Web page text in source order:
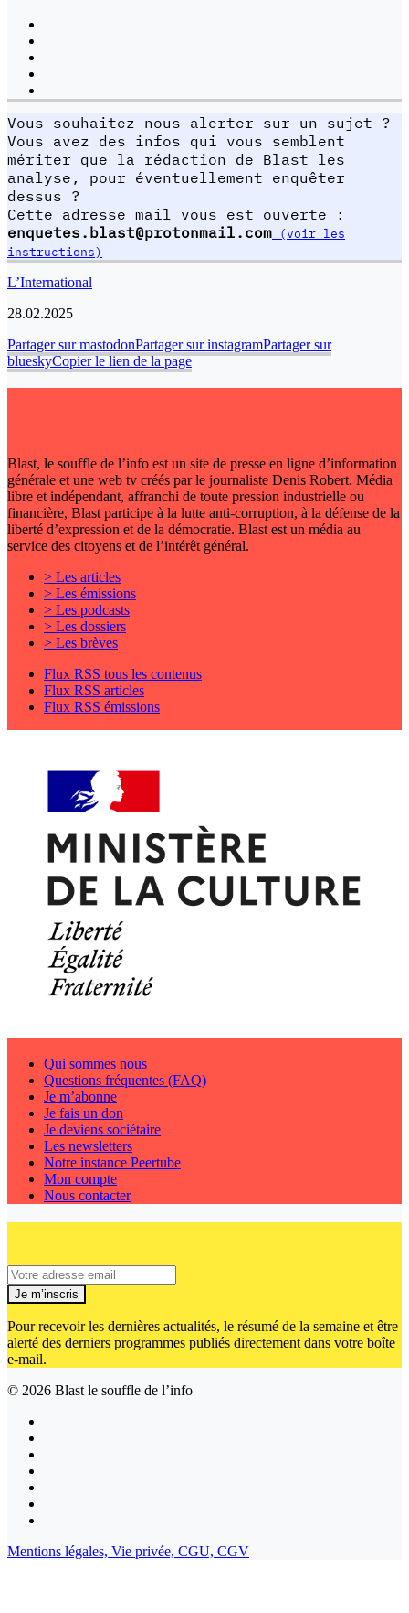
Vous souhaitez nous alerter sur un sujet ?
Vous avez des infos qui vous semblent
mériter que la rédaction de Blast les
analyse, pour éventuellement enquêter
dessus ?
Cette adresse mail vous est ouverte :
enquetes.blast@protonmail.com (voir les
instructions)
L’International
28.02.2025
Partager sur mastodonPartager sur instagramPartager sur
blueskyCopier le lien de la page
Blast, le souffle de l’info est un site de presse en ligne d’information
générale et une web tv créés par le journaliste Denis Robert. Média
libre et indépendant, affranchi de toute pression industrielle ou
financière, Blast participe à la lutte anti-corruption, à la défense de la
liberté d’expression et de la démocratie. Blast est un média au
service des citoyens et de l’intérêt général.
> Les articles
> Les émissions
> Les podcasts
> Les dossiers
> Les brèves
Flux RSS tous les contenus
Flux RSS articles
Flux RSS émissions
Qui sommes nous
Questions fréquentes (FAQ)
Je m’abonne
Je fais un don
Je deviens sociétaire
Les newsletters
Notre instance Peertube
Mon compte
Nous contacter
Je m’inscris
Pour recevoir les dernières actualités, le résumé de la semaine et être
alerté des derniers programmes publiés directement dans votre boîte
e-mail.
© 2026 Blast le souffle de l’info
Mentions légales, Vie privée, CGU, CGV